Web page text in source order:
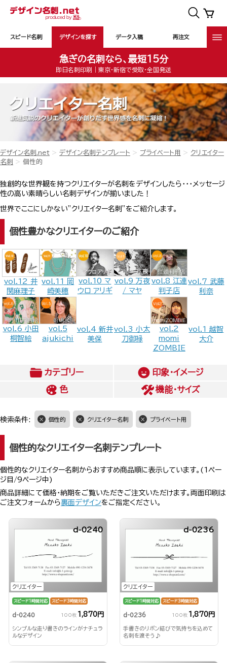
スピード名刺 デザインを探す データ入稿 再注文
急ぎの名刺なら、最短15分
即日名刺印刷｜東京・新宿で受取・全国発送
デザイン名刺.net デザイン名刺テンプレート プライベート用
クリエイター
名刺
個性的
独創的な世界観を持つクリエイターが名刺をデザインしたら・・・メッセージ
性の高い素晴らしい名刺デザインが揃いました！
世界でここにしかない”クリエイター名刺”をご紹介します。
個性豊かなクリエイターのご紹介
vol.12 井
関麻理子
vol.11 岡
崎美穂
vol.10 マ
ウロ アリギ
vol.9 万夜
/ マヤ
vol.8 江連
判子店
vol.7 武藤
利奈
vol.6 小田
桐智絵
vol.5
ajukichi
vol.4 新井
美保
vol.3 小太
刀御禄
vol.2
momi
ZOMBIE
vol.1 越智
大介
カテゴリー
印象・イメージ
色
機能・サイズ
検索条件: 個性的 クリエイター名刺 プライベート用
個性的なクリエイター名刺テンプレート
個性的なクリエイター名刺からおすすめ商品順に表示しています。(1ペー
ジ目/9ページ中)
商品詳細にて価格・納期をご覧いただきご注文いただけます。両面印刷は
ご注文フォームから裏面デザインをご指定ください。
クリエイター
d-0240
スピード1時間対応 スピード3時間対応
d-0240 100枚 1,870円
シンプルな走り書きのラインがナチュラ
ルなデザイン
クリエイター
d-0236
スピード1時間対応 スピード3時間対応
d-0236 100枚 1,870円
手書きのリボン結びで気持ちを込めて
名刺を渡そう♪